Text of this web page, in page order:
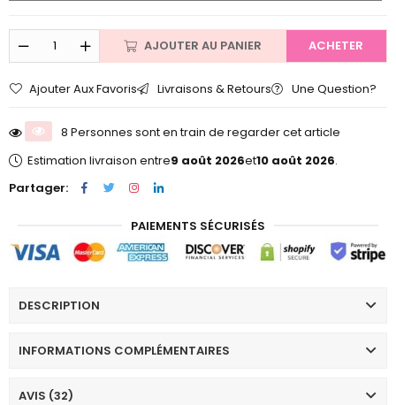
AJOUTER AU PANIER ACHETER
Ajouter Aux Favoris Livraisons & Retours Une Question?
8 Personnes sont en train de regarder cet article
Estimation livraison entre9 août 2026et10 août 2026.
Partager:
PAIEMENTS SÉCURISÉS
DESCRIPTION
INFORMATIONS COMPLÉMENTAIRES
AVIS (32)